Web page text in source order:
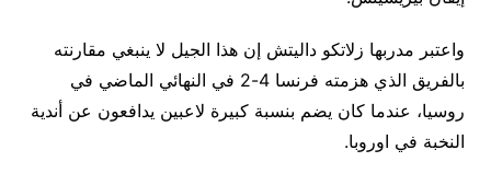
واعتبر مدربها زلاتكو داليتش إن هذا الجيل لا ينبغي مقارنته
بالفريق الذي هزمته فرنسا 4-2 في النهائي الماضي في
روسيا، عندما كان يضم بنسبة كبيرة لاعبين يدافعون عن أندية
النخبة في اوروبا.